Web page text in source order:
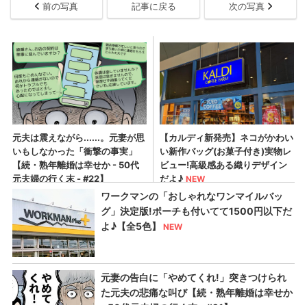
前の写真 記事に戻る 次の写真